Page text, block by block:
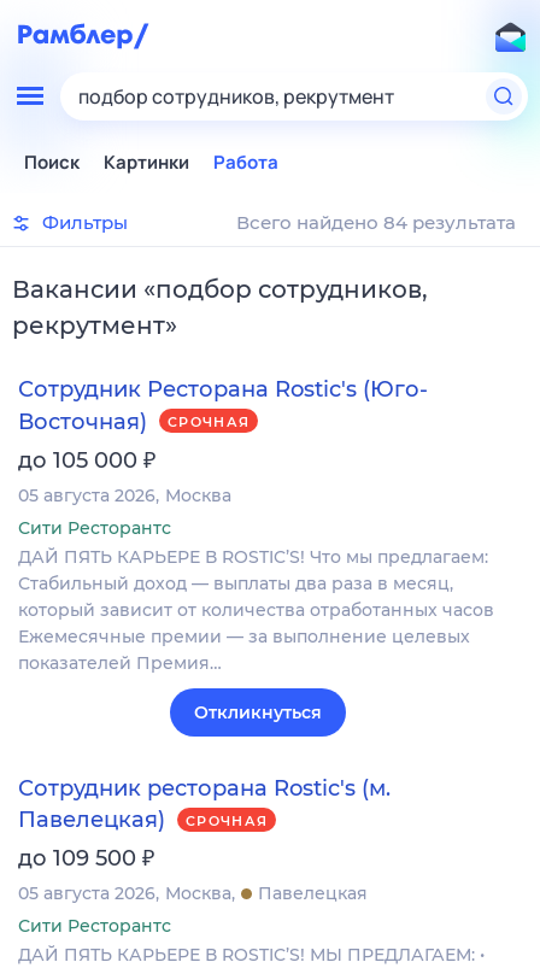
подбор сотрудников, рекрутмент
Поиск Картинки Работа
Фильтры Всего найдено 84 результата
Вакансии «подбор сотрудников,
рекрутмент»
Сотрудник Ресторана Rostic's (Юго-
Восточная)
СРОЧНАЯ
до 105 000 ₽
05 августа 2026 Москва
Сити Ресторантс
ДАЙ ПЯТЬ КАРЬЕРЕ В ROSTIC’S! Что мы предлагаем:
Стабильный доход — выплаты два раза в месяц,
который зависит от количества отработанных часов
Ежемесячные премии — за выполнение целевых
показателей Премия…
Откликнуться
Сотрудник ресторана Rostic's (м.
Павелецкая)
СРОЧНАЯ
до 109 500 ₽
05 августа 2026 Москва
Павелецкая
Сити Ресторантс
ДАЙ ПЯТЬ КАРЬЕРЕ В ROSTIC’S! МЫ ПРЕДЛАГАЕМ: •